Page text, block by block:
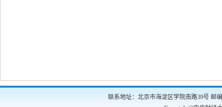
联系地址：北京市海淀区学院南路39号 邮